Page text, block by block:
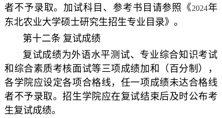
者不予录取。加试科目、参考书目请参照《2024年
东北农业大学硕士研究生招生专业目录》。
第十二条 复试成绩
复试成绩为外语水平测试、专业综合知识考试
和综合素质考核面试等三项成绩加和（百分制），
各学院应设定各项合格线，任一项成绩未达合格线
者不予录取。招生学院应在复试结束后及时公布考
生复试成绩。